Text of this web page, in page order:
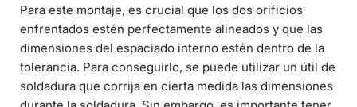
Para este montaje, es crucial que los dos orificios
enfrentados estén perfectamente alineados y que las
dimensiones del espaciado interno estén dentro de la
tolerancia. Para conseguirlo, se puede utilizar un útil de
soldadura que corrija en cierta medida las dimensiones